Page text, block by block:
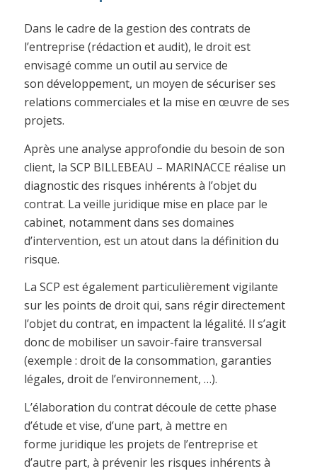
Dans le cadre de la gestion des contrats de
l’entreprise (rédaction et audit), le droit est
envisagé comme un outil au service de
son développement, un moyen de sécuriser ses
relations commerciales et la mise en œuvre de ses
projets.
Après une analyse approfondie du besoin de son
client, la SCP BILLEBEAU – MARINACCE réalise un
diagnostic des risques inhérents à l’objet du
contrat. La veille juridique mise en place par le
cabinet, notamment dans ses domaines
d’intervention, est un atout dans la définition du
risque.
La SCP est également particulièrement vigilante
sur les points de droit qui, sans régir directement
l’objet du contrat, en impactent la légalité. Il s’agit
donc de mobiliser un savoir-faire transversal
(exemple : droit de la consommation, garanties
légales, droit de l’environnement, …).
L’élaboration du contrat découle de cette phase
d’étude et vise, d’une part, à mettre en
forme juridique les projets de l’entreprise et
d’autre part, à prévenir les risques inhérents à